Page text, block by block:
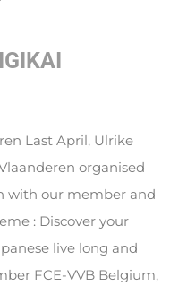
Last April, Ulrike
organised
with our member and
: Discover your
live long and
FCE-VVB Belgium,